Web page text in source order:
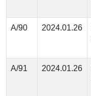
А/90 2024.01.26
А/91 2024.01.26